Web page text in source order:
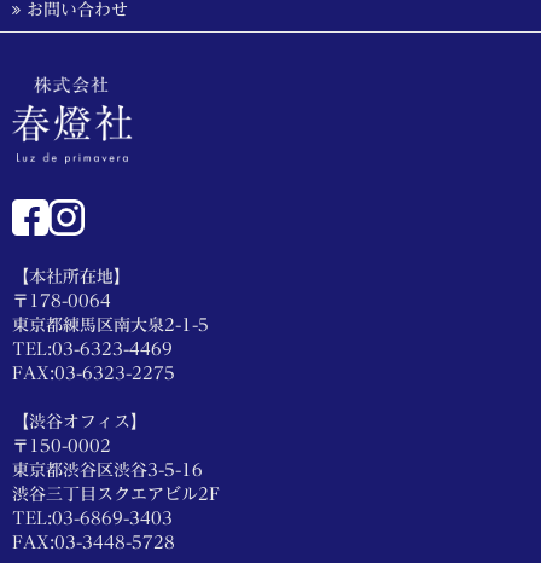
お問い合わせ
【本社所在地】
〒178-0064
東京都練馬区南大泉2-1-5
TEL:03-6323-4469
FAX:03-6323-2275
【渋谷オフィス】
〒150-0002
東京都渋谷区渋谷3-5-16
渋谷三丁目スクエアビル2F
TEL:03-6869-3403
FAX:03-3448-5728